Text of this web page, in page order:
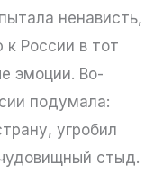
ненависть,
России в тот
эмоции. Во-
подумала:
угробил
стыд.